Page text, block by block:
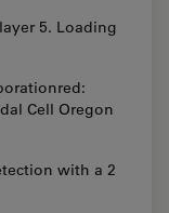
5. Loading
Cell Oregon
with a 2